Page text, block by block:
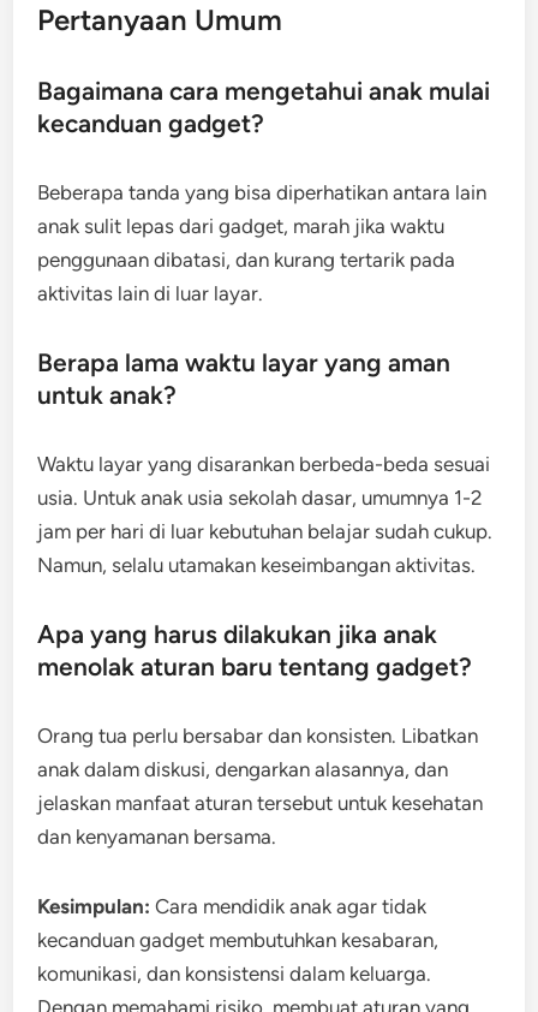
Pertanyaan Umum
Bagaimana cara mengetahui anak mulai
kecanduan gadget?
Beberapa tanda yang bisa diperhatikan antara lain
anak sulit lepas dari gadget, marah jika waktu
penggunaan dibatasi, dan kurang tertarik pada
aktivitas lain di luar layar.
Berapa lama waktu layar yang aman
untuk anak?
Waktu layar yang disarankan berbeda-beda sesuai
usia. Untuk anak usia sekolah dasar, umumnya 1-2
jam per hari di luar kebutuhan belajar sudah cukup.
Namun, selalu utamakan keseimbangan aktivitas.
Apa yang harus dilakukan jika anak
menolak aturan baru tentang gadget?
Orang tua perlu bersabar dan konsisten. Libatkan
anak dalam diskusi, dengarkan alasannya, dan
jelaskan manfaat aturan tersebut untuk kesehatan
dan kenyamanan bersama.
Kesimpulan: Cara mendidik anak agar tidak
kecanduan gadget membutuhkan kesabaran,
komunikasi, dan konsistensi dalam keluarga.
Dengan memahami risiko, membuat aturan yang